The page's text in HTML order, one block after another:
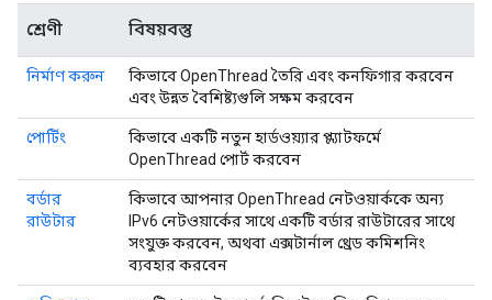
শ্রেণী বিষয়বস্তু
নির্মাণ করুন
কিভাবে OpenThread তৈরি এবং কনফিগার করবেন
এবং উন্নত বৈশিষ্ট্যগুলি সক্ষম করবেন
পোর্টিং
কিভাবে একটি নতুন হার্ডওয়্যার প্ল্যাটফর্মে
OpenThread পোর্ট করবেন
বর্ডার
রাউটার
কিভাবে আপনার OpenThread নেটওয়ার্ককে অন্য
IPv6 নেটওয়ার্কের সাথে একটি বর্ডার রাউটারের সাথে
সংযুক্ত করবেন, অথবা এক্সটার্নাল থ্রেড কমিশনিং
ব্যবহার করবেন